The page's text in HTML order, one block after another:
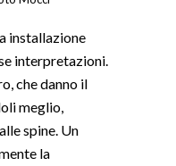
installazione
interpretazioni.
che danno il
meglio,
spine. Un
la